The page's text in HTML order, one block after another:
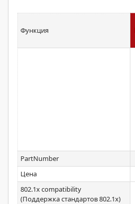
Функция
PartNumber
Цена
802.1x compatibility
(Поддержка стандартов 802.1x)